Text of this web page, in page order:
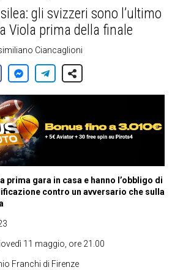
gli svizzeri sono l’ultimo
Viola prima della finale
Ciancaglioni
prima gara in casa e hanno l’obbligo di
contro un avversario che sulla
11 maggio, ore 21.00
Franchi di Firenze